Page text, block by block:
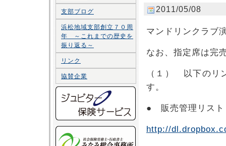
支部ブログ
浜松地域支部創立７０周
年 ～これまでの歴史を
振り返る～
リンク
協賛企業
2011/05/08
マンドリンクラブ
なお、指定席は完
（１） 以下のリ
す。
● 販売管理リスト
http://